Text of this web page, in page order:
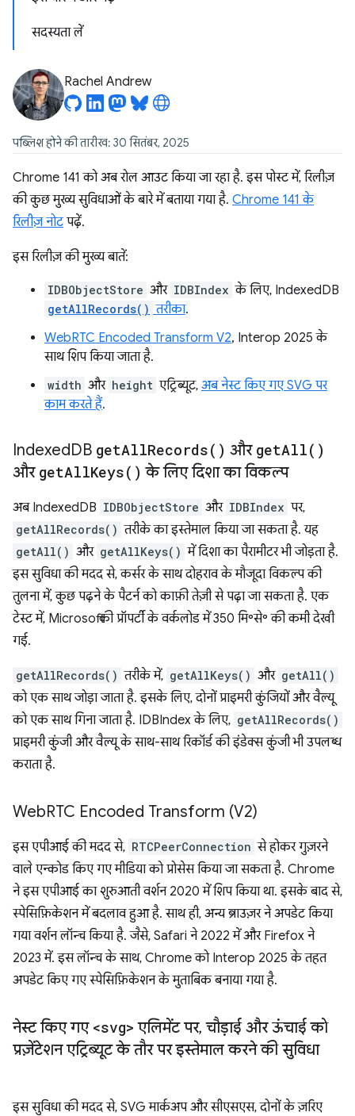
सदस्यता लें
Rachel Andrew
पब्लिश होने की तारीख: 30 सितंबर, 2025
Chrome 141 को अब रोल आउट किया जा रहा है. इस पोस्ट में, रिलीज़
की कुछ मुख्य सुविधाओं के बारे में बताया गया है. Chrome 141 के
रिलीज़ नोटपढ़ें.
इस रिलीज़ की मुख्य बातें:
IDBObjectStore और IDBIndex के लिए, IndexedDB
getAllRecords() तरीका.
WebRTC Encoded Transform V2, Interop 2025 के
साथ शिप किया जाता है.
width और height एट्रिब्यूट, अब नेस्ट किए गए SVG पर
काम करते हैं.
IndexedDB getAllRecords( ) और getAll( )
और getAllKeys( ) के लिए दिशा का विकल्प
अब IndexedDB IDBObjectStore और IDBIndex पर,
getAllRecords() तरीके का इस्तेमाल किया जा सकता है. यह
getAll() और getAllKeys() में दिशा का पैरामीटर भी जोड़ता है.
इस सुविधा की मदद से, कर्सर के साथ दोहराव के मौजूदा विकल्प की
तुलना में, कुछ पढ़ने के पैटर्न को काफ़ी तेज़ी से पढ़ा जा सकता है. एक
टेस्ट में, Microsoft की प्रॉपर्टी के वर्कलोड में 350 मि॰से॰ की कमी देखी
गई.
getAllRecords() तरीके में, getAllKeys() और getAll()
को एक साथ जोड़ा जाता है. इसके लिए, दोनों प्राइमरी कुंजियों और वैल्यू
को एक साथ गिना जाता है. IDBIndex के लिए, getAllRecords()
प्राइमरी कुंजी और वैल्यू के साथ-साथ रिकॉर्ड की इंडेक्स कुंजी भी उपलब्ध
कराता है.
WebRTC Encoded Transform (V2)
इस एपीआई की मदद से, RTCPeerConnection से होकर गुज़रने
वाले एन्कोड किए गए मीडिया को प्रोसेस किया जा सकता है. Chrome
ने इस एपीआई का शुरुआती वर्शन 2020 में शिप किया था. इसके बाद से,
स्पेसिफ़िकेशन में बदलाव हुआ है. साथ ही, अन्य ब्राउज़र ने अपडेट किया
गया वर्शन लॉन्च किया है. जैसे, Safari ने 2022 में और Firefox ने
2023 में. इस लॉन्च के साथ, Chrome को Interop 2025 के तहत
अपडेट किए गए स्पेसिफ़िकेशन के मुताबिक बनाया गया है.
नेस्ट किए गए <svg> एलिमेंट पर, चौड़ाई और ऊंचाई को
प्रज़ेंटेशन एट्रिब्यूट के तौर पर इस्तेमाल करने की सुविधा
इस सुविधा की मदद से, SVG मार्कअप और सीएसएस, दोनों के ज़रिए